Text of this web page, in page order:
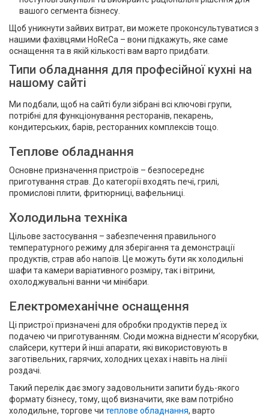
вашого сегмента бізнесу.
Щоб уникнути зайвих витрат, ви можете проконсультуватися з
нашими фахівцями HoReCa – вони підкажуть, яке саме
оснащення та в якій кількості вам варто придбати.
Типи обладнання для професійної кухні на
нашому сайті
Ми подбали, щоб на сайті були зібрані всі ключові групи,
потрібні для функціонування ресторанів, пекарень,
кондитерських, барів, ресторанних комплексів тощо.
Теплове обладнання
Основне призначення пристроїв – безпосереднє
приготування страв. До категорії входять печі, грилі,
промислові плити, фритюрниці, вафельниці.
Холодильна техніка
Цільове застосування – забезпечення правильного
температурного режиму для зберігання та демонстрації
продуктів, страв або напоїв. Це можуть бути як холодильні
шафи та камери варіативного розміру, так і вітрини,
охолоджувальні ванни чи мінібари.
Електромеханічне оснащення
Ці пристрої призначені для обробки продуктів перед їх
подачею чи приготуванням. Сюди можна віднести м’ясорубки,
слайсери, куттери й інші апарати, які використовують в
заготівельних, гарячих, холодних цехах і навіть на лінії
роздачі.
Такий перелік дає змогу задовольнити запити будь-якого
формату бізнесу, тому, щоб визначити, яке вам потрібно
холодильне, торгове чи теплове обладнання, варто